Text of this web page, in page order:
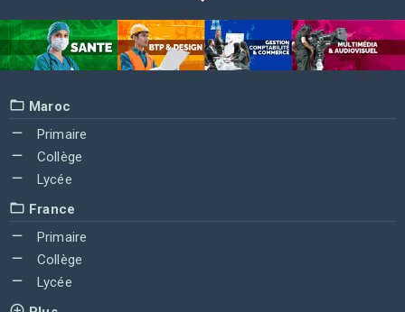
Maroc
Primaire
Collège
Lycée
France
Primaire
Collège
Lycée